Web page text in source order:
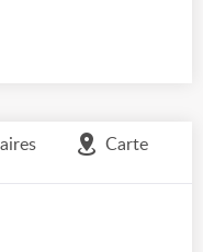
Carte